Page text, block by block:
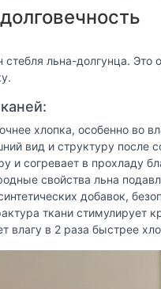
стебля льна-долгунца.
хлопка, особенно во
вид и структуру после
и согревает в прохладу
свойства льна
добавок,
ткани стимулирует
влагу в 2 раза быстрее